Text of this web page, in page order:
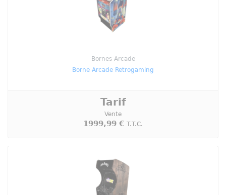
Bornes Arcade
Borne Arcade Retrogaming
Tarif
Vente
1999,99 € T.T.C.